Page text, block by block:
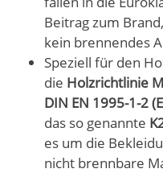
Beitrag zum
kein brennendes
Speziell für den
die Holzrichtlinie
DIN EN 1995-1-2
das so genannte
es um die
nicht brennbare